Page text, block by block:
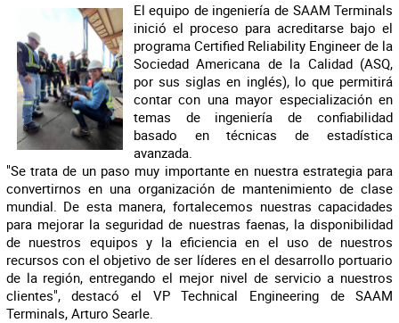
El equipo de ingeniería de SAAM Terminals
inició el proceso para acreditarse bajo el
programa Certified Reliability Engineer de la
Sociedad Americana de la Calidad (ASQ,
por sus siglas en inglés), lo que permitirá
contar con una mayor especialización en
temas de ingeniería de confiabilidad
basado en técnicas de estadística
avanzada.
"Se trata de un paso muy importante en nuestra estrategia para
convertirnos en una organización de mantenimiento de clase
mundial. De esta manera, fortalecemos nuestras capacidades
para mejorar la seguridad de nuestras faenas, la disponibilidad
de nuestros equipos y la eficiencia en el uso de nuestros
recursos con el objetivo de ser líderes en el desarrollo portuario
de la región, entregando el mejor nivel de servicio a nuestros
clientes", destacó el VP Technical Engineering de SAAM
Terminals, Arturo Searle.